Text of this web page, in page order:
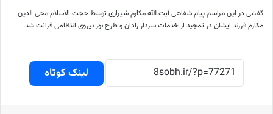
گفتنی در این مراسم پیام شفاهی آیت الله مکارم شیرازی توسط حجت الاسلام محی الدین
مکارم فرزند ایشان در تمجید از خدمات سردار رادان و طرح نور نیروی انتظامی قرائت شد.
لینک کوتاه